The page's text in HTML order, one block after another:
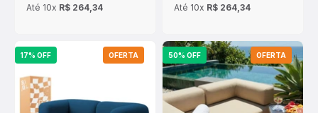
Até 10x R$ 264,34 Até 10x R$ 264,34
17% OFF OFERTA 50% OFF OFERTA